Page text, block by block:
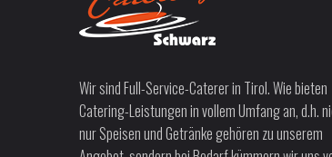
Wir sind Full-Service-Caterer in Tirol. Wie bieten
Catering-Leistungen in vollem Umfang an, d.h.
nur Speisen und Getränke gehören zu unserem